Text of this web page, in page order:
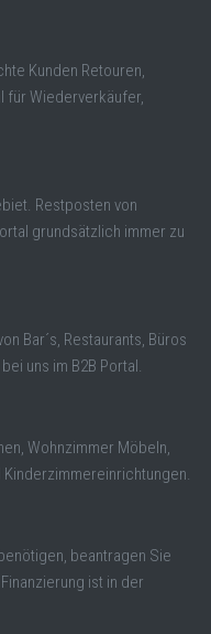
Kunden Retouren,
für Wiederverkäufer,
Restposten von
grundsätzlich immer zu
Bar´s, Restaurants, Büros
uns im B2B Portal.
Wohnzimmer Möbeln,
beantragen Sie
ist in der